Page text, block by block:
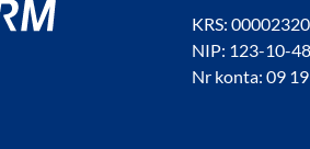
KRS:
NIP: 123-10-
Nr konta: 09